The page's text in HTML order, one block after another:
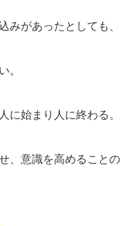
みがあったとしても、
。
に始まり人に終わる。
、意識を高めることの